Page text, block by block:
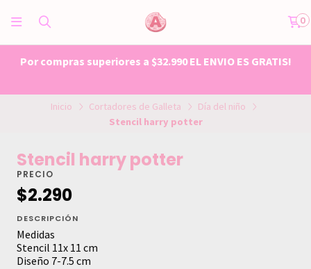
0
Por compras superiores a $32.990 EL ENVIO ES GRATIS!
Inicio Cortadores de Galleta
Día del niño
Stencil harry potter
Stencil harry potter
PRECIO
$2.290
DESCRIPCIÓN
Medidas
Stencil 11x 11 cm
Diseño 7-7.5 cm